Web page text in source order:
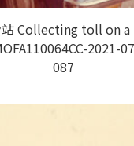
Collecting toll on a
2021-
087